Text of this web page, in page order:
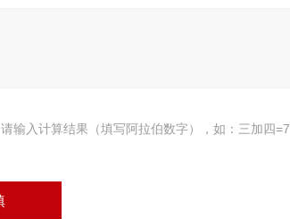
请输入计算结果（填写阿拉伯数字），如：三加四=7